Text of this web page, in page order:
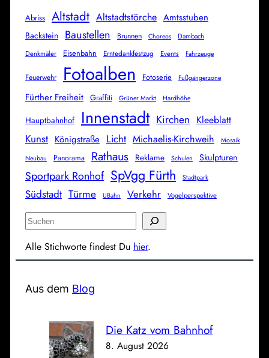
Abriss Altstadt Altstadtstörche Amtsstuben
Backstein Baustellen Brunnen Choreos
Dambach
Denkmäler
Eisenbahn Erntedankfestzug Events Fahrzeuge
Feuerwehr Fotoalben Fotoserie Fußgängerzone
Fürther Freiheit Graffiti Grüner Markt Hardhöhe
Hauptbahnhof Innenstadt Kirchen Kleeblatt
Kunst Königstraße Licht Michaelis-Kirchweih
Mosaik
Neubau
Panorama Rathaus Reklame Schulen Skulpturen
Sportpark Ronhof SpVgg Fürth Stadtpark
Südstadt Türme UBahn Verkehr Vogelperspektive
S
c
e
Alle Stichworte findest Du hier.
Aus dem Blog
Die Katz vom Bahnhof
8. August 2026